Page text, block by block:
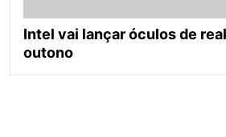
Intel vai lançar óculos de
outono